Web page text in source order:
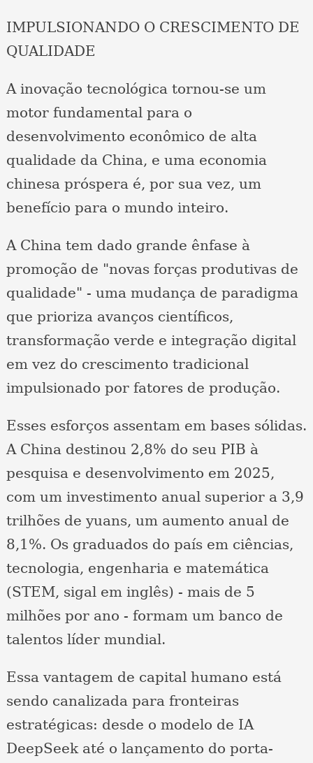
IMPULSIONANDO O CRESCIMENTO DE
QUALIDADE
A inovação tecnológica tornou-se um
motor fundamental para o
desenvolvimento econômico de alta
qualidade da China, e uma economia
chinesa próspera é, por sua vez, um
benefício para o mundo inteiro.
A China tem dado grande ênfase à
promoção de "novas forças produtivas de
qualidade" - uma mudança de paradigma
que prioriza avanços científicos,
transformação verde e integração digital
em vez do crescimento tradicional
impulsionado por fatores de produção.
Esses esforços assentam em bases sólidas.
A China destinou 2,8% do seu PIB à
pesquisa e desenvolvimento em 2025,
com um investimento anual superior a 3,9
trilhões de yuans, um aumento anual de
8,1%. Os graduados do país em ciências,
tecnologia, engenharia e matemática
(STEM, sigal em inglês) - mais de 5
milhões por ano - formam um banco de
talentos líder mundial.
Essa vantagem de capital humano está
sendo canalizada para fronteiras
estratégicas: desde o modelo de IA
DeepSeek até o lançamento do porta-